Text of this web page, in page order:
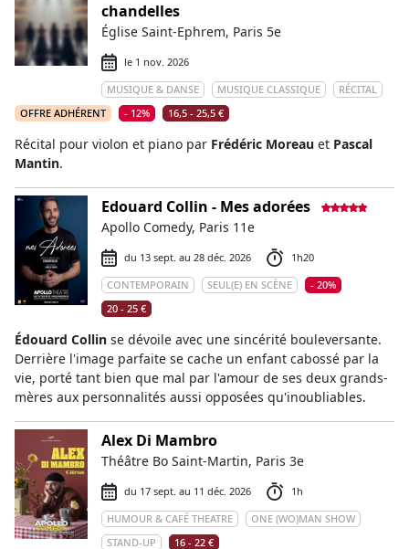
chandelles
Église Saint-Ephrem, Paris 5e
le 1 nov. 2026
MUSIQUE & DANSE
MUSIQUE CLASSIQUE
RÉCITAL
OFFRE ADHÉRENT
- 12% 16,5 - 25,5 €
Récital pour violon et piano par Frédéric Moreau et Pascal
Mantin.
Edouard Collin - Mes adorées
Apollo Comedy, Paris 11e
du 13 sept. au 28 déc. 2026
1h20
CONTEMPORAIN
SEUL(E) EN SCÈNE
- 20%
20 - 25 €
Édouard Collin se dévoile avec une sincérité bouleversante.
Derrière l'image parfaite se cache un enfant cabossé par la
vie, porté tant bien que mal par l'amour de ses deux grands-
mères aux personnalités aussi opposées qu'inoubliables.
Alex Di Mambro
Théâtre Bo Saint-Martin, Paris 3e
du 17 sept. au 11 déc. 2026
1h
HUMOUR & CAFÉ THEATRE
ONE (WO)MAN SHOW
STAND-UP
16 - 22 €